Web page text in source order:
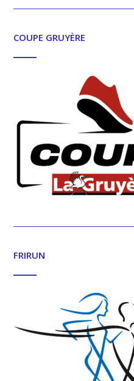
COUPE GRUYÈRE
FRIRUN